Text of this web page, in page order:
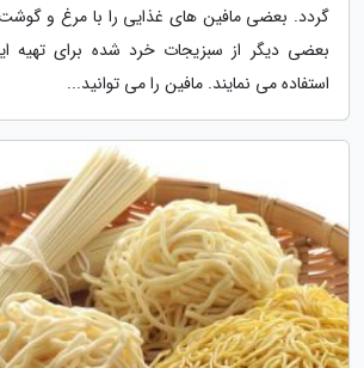
گردد. بعضی مافین های غذایی را با مرغ و
بعضی دیگر از سبزیجات خرد شده برای تهیه
استفاده می نمایند. مافین را می توانید...